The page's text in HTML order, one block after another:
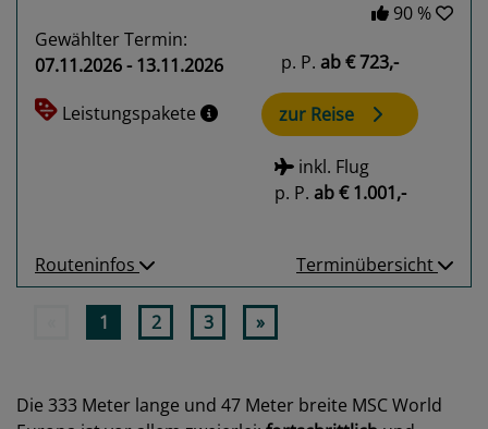
90 %
Gewählter Termin:
07.11.2026 - 13.11.2026
Leistungspakete
p. P. ab€ 723,-
zur Reise
inkl. Flug
p. P. ab€ 1.001,-
Routeninfos Terminübersicht
1 2 3 »
Die 333 Meter lange und 47 Meter breite MSC World